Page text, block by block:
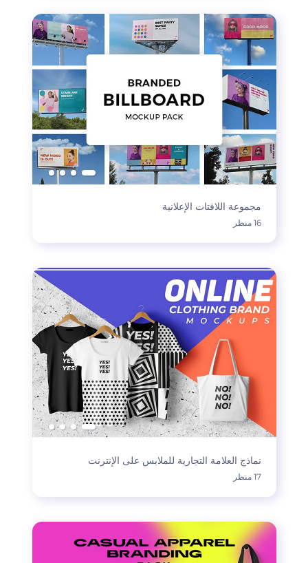
مجموعة اللافتات الإعلانية
16 منظر
نماذج العلامة التجارية للملابس على الإنترنت
17 منظر